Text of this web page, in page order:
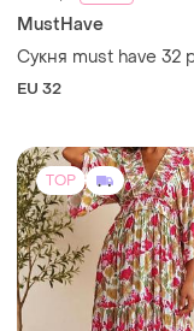
499 грн
Gioya&Co
широкими рукавами
S і ще 1
TOP